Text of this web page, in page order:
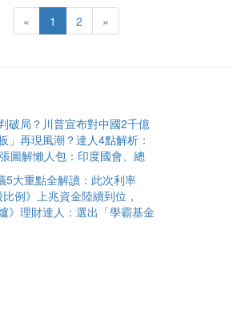
« 1 2 »
破局？川普宣布對中國2千億
」再現風潮？達人4點解析：
圖解懶人包：印度國會、總
5大重點全解讀：此次利率
例》上兆資金陸續到位，
》理財達人：選出「學霸基金